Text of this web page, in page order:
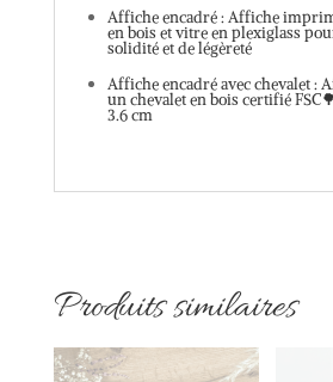
Affiche encadré : Affiche
en bois et vitre en plexiglass
solidité et de légèreté
Affiche encadré avec chevalet :
un chevalet en bois certifié
3.6 cm
Produits similaires